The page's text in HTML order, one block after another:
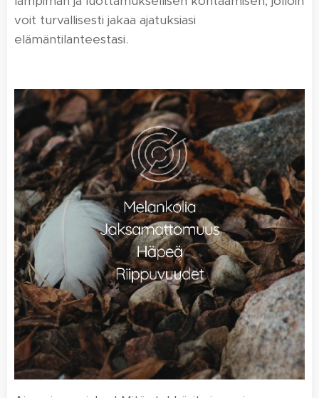
voit turvallisesti jakaa ajatuksiasi
elämäntilanteestasi.